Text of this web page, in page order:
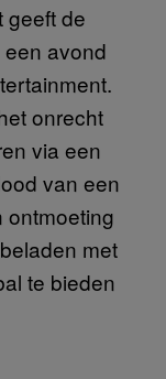
geeft de
avond
onrecht
via een
van een
ontmoeting
met
te bieden